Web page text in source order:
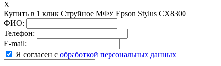
X
Купить в 1 клик Струйное МФУ Epson Stylus CX8300
ФИО:
Телефон:
E-mail:
Я согласен с обработкой персональных данных